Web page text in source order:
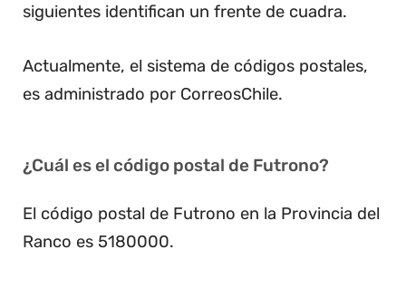
siguientes identifican un frente de cuadra.
Actualmente, el sistema de códigos postales,
es administrado por CorreosChile.
¿Cuál es el código postal de Futrono?
El código postal de Futrono en la Provincia del
Ranco es 5180000.